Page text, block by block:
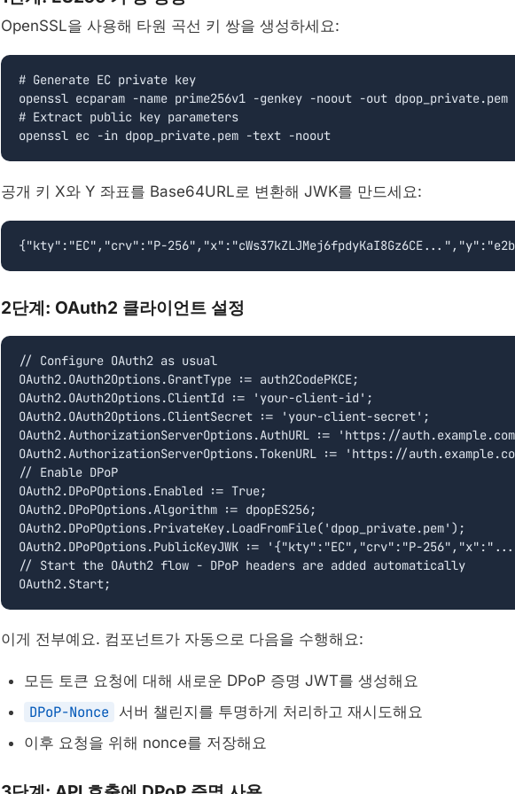
OpenSSL을 사용해 타원 곡선 키 쌍을 생성하세요:
# Generate EC private key
openssl ecparam -name prime256v1 -genkey -noout -out dpop_private.pem
# Extract public key parameters
openssl ec -in dpop_private.pem -text -noout
공개 키 X와 Y 좌표를 Base64URL로 변환해 JWK를 만드세요:
{"kty":"EC","crv":"P-
2단계: OAuth2 클라이언트 설정
// Configure OAuth2 as usual
OAuth2.OAuth2Options.GrantType := auth2CodePKCE;
OAuth2.OAuth2Options.ClientId := 'your-client-id';
OAuth2.OAuth2Options.ClientSecret := 'your-client-secret';
OAuth2.AuthorizationServerOptions.AuthURL := 'https://
OAuth2.AuthorizationServerOptions.TokenURL := 'https://
// Enable DPoP
OAuth2.DPoPOptions.Enabled := True;
OAuth2.DPoPOptions.Algorithm := dpopES256;
OAuth2.DPoPOptions.PrivateKey.LoadFromFile('dpop_private.pem');
OAuth2.DPoPOptions.PublicKeyJWK := '{"kty":"EC","crv":"P-
// Start the OAuth2 flow - DPoP headers are added automatically
OAuth2.Start;
이게 전부예요. 컴포넌트가 자동으로 다음을 수행해요:
모든 토큰 요청에 대해 새로운 DPoP 증명 JWT를 생성해요
DPoP-Nonce
서버 챌린지를 투명하게 처리하고 재시도해요
이후 요청을 위해 nonce를 저장해요